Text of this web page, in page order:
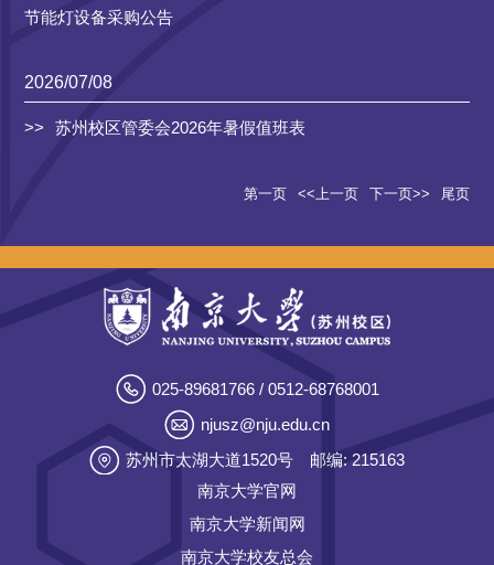
节能灯设备采购公告
2026/07/08
苏州校区管委会2026年暑假值班表
第一页 <<上一页 下一页>> 尾页
025-89681766 / 0512-68768001
njusz@nju.edu.cn
苏州市太湖大道1520号
邮编: 215163
南京大学官网
南京大学新闻网
南京大学校友总会